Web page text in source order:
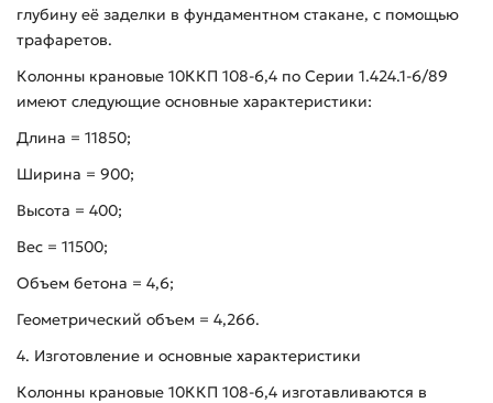
глубину её заделки в фундаментном стакане, с помощью
трафаретов.
Колонны крановые 10ККП 108-6,4 по Серии 1.424.1-6/89
имеют следующие основные характеристики:
Длина = 11850;
Ширина = 900;
Высота = 400;
Вес = 11500;
Объем бетона = 4,6;
Геометрический объем = 4,266.
4. Изготовление и основные характеристики
Колонны крановые 10ККП 108-6,4 изготавливаются в